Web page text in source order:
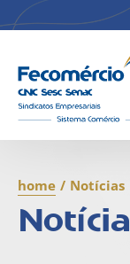
home / Notícias